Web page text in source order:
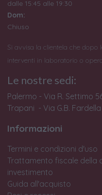
dalle 15:45 alle 19:30
Dom:
Chiuso
Si avvisa la clientela che dopo
interventi in laboratorio o
Le nostre sedi:
Palermo - Via R. Settimo
Trapani - Via G.B. Fardella
Informazioni
Termini e condizioni d'uso
Trattamento fiscale della
investimento
Guida all'acquisto